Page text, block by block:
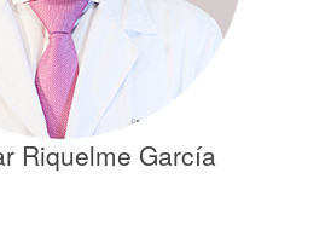
Riquelme García